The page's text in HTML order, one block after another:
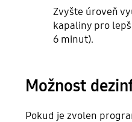
Zvyšte úroveň
kapaliny pro
6 minut).
Možnost
Pokud je zvolen